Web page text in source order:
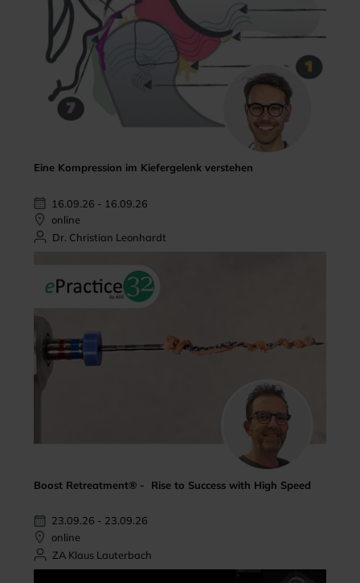
Eine Kompression im Kiefergelenk verstehen
16.09.26 - 16.09.26
online
Dr. Christian Leonhardt
Boost Retreatment® - Rise to Success with High Speed
23.09.26 - 23.09.26
online
ZA Klaus Lauterbach